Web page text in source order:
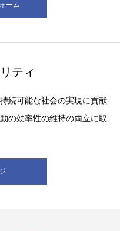
ーム
ティ
続可能な社会の実現に貢献
の効率性の維持の両立に取